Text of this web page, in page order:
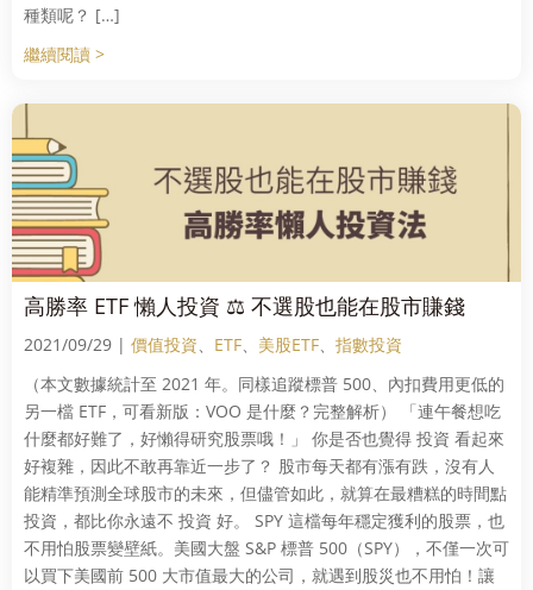
種類呢？ […]
繼續閱讀 >
高勝率 ETF 懶人投資 ⚖️ 不選股也能在股市賺錢
2021/09/29 | 價值投資、 ETF、 美股ETF、 指數投資
（本文數據統計至 2021 年。同樣追蹤標普 500、內扣費用更低的
另一檔 ETF，可看新版：VOO 是什麼？完整解析） 「連午餐想吃
什麼都好難了，好懶得研究股票哦！」 你是否也覺得 投資 看起來
好複雜，因此不敢再靠近一步了？ 股市每天都有漲有跌，沒有人
能精準預測全球股市的未來，但儘管如此，就算在最糟糕的時間點
投資，都比你永遠不 投資 好。 SPY 這檔每年穩定獲利的股票，也
不用怕股票變壁紙。美國大盤 S&P 標普 500（SPY），不僅一次可
以買下美國前 500 大市值最大的公司，就遇到股災也不用怕！讓